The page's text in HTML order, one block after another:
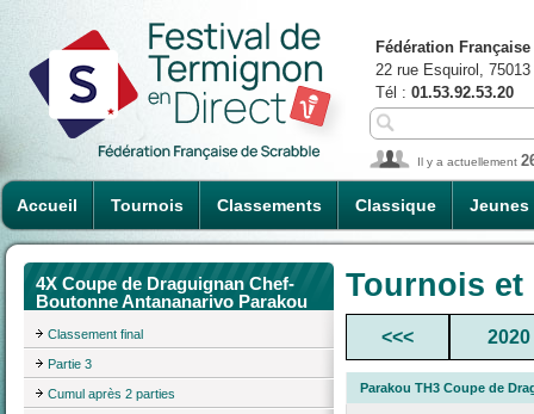
Accueil Tournois Classements Classique Jeunes
Fédération
22 rue Esquirol,
Tél : 01.53.92.53.20
Il y a actuellement
4X Coupe de Draguignan Chef-
Boutonne Antananarivo Parakou
Classement final
Partie 3
Cumul après 2 parties
Tournois
<<< 2020
Parakou TH3 Coupe de